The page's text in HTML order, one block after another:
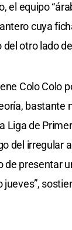
el equipo
cuya
otro lado
Colo Colo
bastante
Liga de
del irregular
de presentar